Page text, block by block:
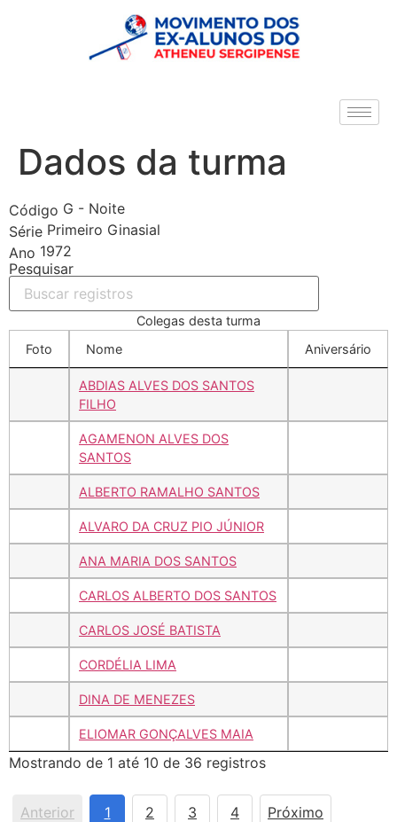
Dados da turma
Código G - Noite
Série Primeiro Ginasial
Ano 1972
Pesquisar
Colegas desta turma
Foto
Nome Aniversário
ABDIAS ALVES DOS SANTOS
FILHO
AGAMENON ALVES DOS
SANTOS
ALBERTO RAMALHO SANTOS
ALVARO DA CRUZ PIO JÚNIOR
ANA MARIA DOS SANTOS
CARLOS ALBERTO DOS SANTOS
CARLOS JOSÉ BATISTA
CORDÉLIA LIMA
DINA DE MENEZES
ELIOMAR GONÇALVES MAIA
Mostrando de 1 até 10 de 36 registros
Anterior 1 2 3 4 Próximo